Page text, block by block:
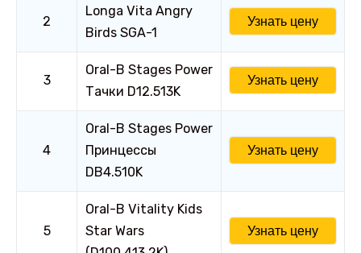
2
Longa Vita Angry
Birds SGA-1
Узнать цену
3
Oral-B Stages Power
Тачки D12.513K
Узнать цену
4
Oral-B Stages Power
Принцессы
DB4.510K
Узнать цену
5
Oral-B Vitality Kids
Star Wars
Узнать цену